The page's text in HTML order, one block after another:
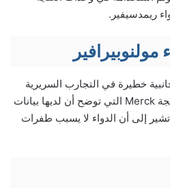
ريمدسيفير.
مولنوبيرافير
خطيرة في التجارب السريرية
التي أجرتها الشركة المنتجة Merck التي توضح أن لديها بيانات
إلى أن الدواء لا يسبب طفرات